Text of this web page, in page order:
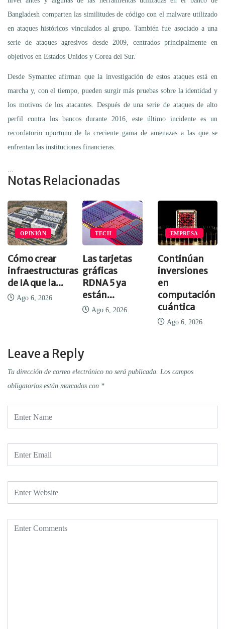
Bangladesh comparten las similitudes de código con el malware utilizado
en ataques históricos vinculados al grupo. También fue asociado a una
serie de ataques agresivos desde 2009, centrados principalmente en
objetivos en Estados Unidos y Corea del Sur.
Desde Symantec afirman que la investigación de estos ataques está en
marcha y, con el tiempo, pueden surgir más pruebas sobre la identidad y
los motivos de los atacantes. Después de una serie de ataques de alto
perfil contra los bancos durante 2016, este último incidente es un
recordatorio oportuno de la creciente gama de amenazas a las que se
enfrentan las instituciones financieras.
Notas Relacionadas
OPINIÓN
Cómo crear
infraestructuras
de IA que la...
Ago 6, 2026
TECH
Las tarjetas
gráficas
RDNA 5 ya
están...
Ago 6, 2026
EMPRESA
Continúan
inversiones
en
computación
cuántica
Ago 6, 2026
Leave a Reply
Tu dirección de correo electrónico no será publicada. Los campos
obligatorios están marcados con *